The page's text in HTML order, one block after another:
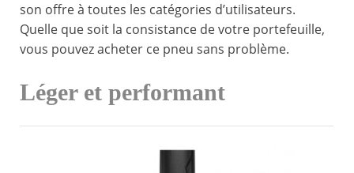
son offre à toutes les catégories d’utilisateurs.
Quelle que soit la consistance de votre portefeuille,
vous pouvez acheter ce pneu sans problème.
Léger et performant